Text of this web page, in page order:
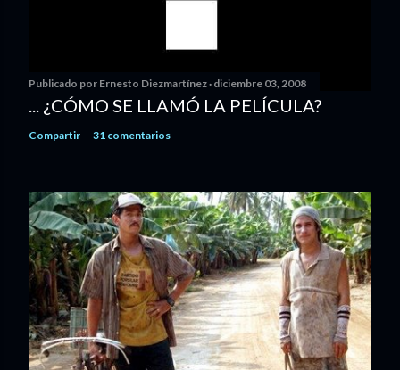
Publicado por Ernesto Diezmartínez diciembre 03, 2008
... ¿CÓMO SE LLAMÓ LA PELÍCULA?
Compartir 31 comentarios